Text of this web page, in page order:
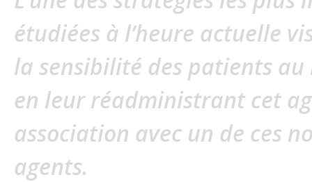
étudiées à l’heure actuelle
la sensibilité des patients
en leur réadministrant cet
association avec un de ces
agents.